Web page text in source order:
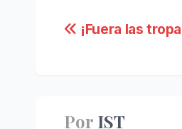
¡Fuera las
Por IST